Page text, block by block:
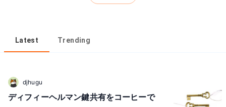
Latest Trending
djhugu
ディフィーヘルマン鍵共有をコーヒーで